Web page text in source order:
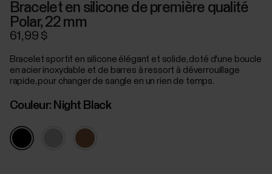
Bracelet en silicone de première qualité
Polar, 22 mm
61,99 $
Bracelet sportif en silicone élégant et solide, doté d'une boucle
en acier inoxydable et de barres à ressort à déverrouillage
rapide, pour changer de sangle en un rien de temps.
Couleur: Night Black